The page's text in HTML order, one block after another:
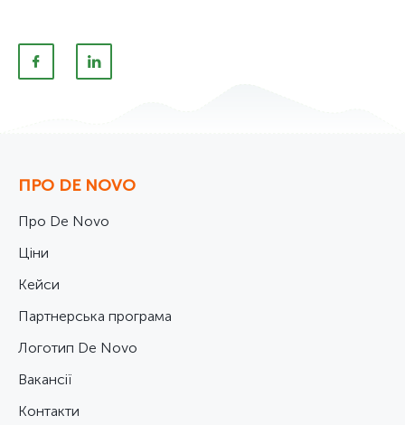
ПРО DE NOVO
Про De Novo
Ціни
Кейси
Партнерська програма
Логотип De Novo
Вакансії
Контакти